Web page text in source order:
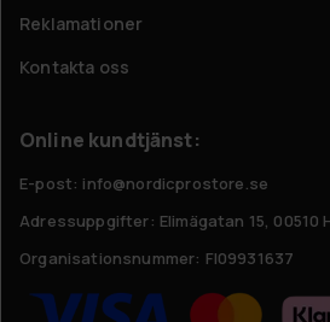
Reklamationer
Kontakta oss
Online kundtjänst:
E-post: info@nordicprostore.se
Adressuppgifter: Elimägatan 15,
Organisationsnummer: FI09931637